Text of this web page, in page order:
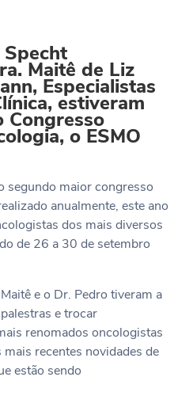
Maitê de Liz
Especialistas
estiveram
Congresso
o ESMO
segundo maior congresso
anualmente, este ano
dos mais diversos
de 26 a 30 de setembro
e o Dr. Pedro tiveram a
e trocar
renomados oncologistas
recentes novidades de
estão sendo